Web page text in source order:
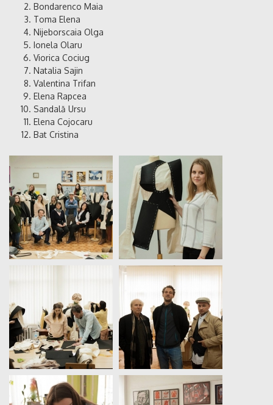
Bondarenco Maia
Toma Elena
Nijeborscaia Olga
Ionela Olaru
Viorica Cociug
Natalia Sajin
Valentina Trifan
Elena Rapcea
Sandală Ursu
Elena Cojocaru
Bat Cristina